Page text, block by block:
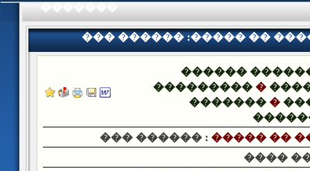
��� ������ :����� ��
������
����������
��������
��� ������ : ����� ��
����